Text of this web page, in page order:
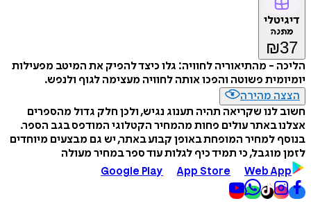
דיגיטלי
מתנה
₪37
הליכה - מהתיאוריה לחוויה: גלו כיצד להפיק את המיטב מפעילות
יומיומית פשוטה והפכו אותה לחוויה מעצימה לגוף ולנפש.
הצצה מהירה
חשוב לנו שקריאה תהיה תענוג נגיש, ולכן חלק גדול מהספרים
אצלנו באתר עולים פחות מהמחיר הקטלוגי המודפס בגב הספר.
בנוסף למחיר המופחת באופן קבוע באתר, יש גם מבצעים מיוחדים
לזמן מוגבל, כי תמיד כיף לגלות עוד ספר במחיר מעולה
Google Play
App Store Web App